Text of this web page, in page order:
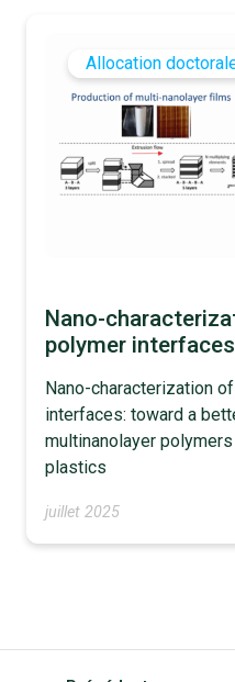
Allocation
Nano-
polymer interfaces
Nano-characterization
interfaces: toward a
multinanolayer
plastics
juillet 2025